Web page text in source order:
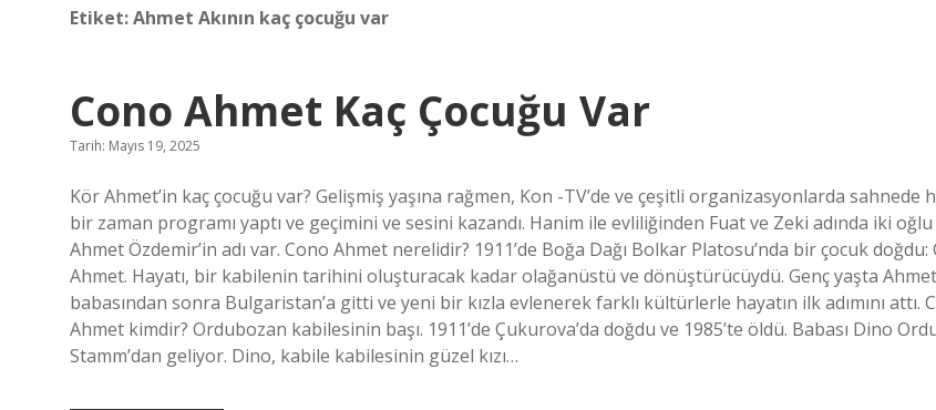
Etiket:Ahmet Akının kaç çocuğu var
Cono Ahmet Kaç Çocuğu Var
Tarih: Mayıs 19, 2025
Kör Ahmet’in kaç çocuğu var? Gelişmiş yaşına rağmen, Kon -TV’de ve çeşitli organizasyonlarda sahnede
bir zaman programı yaptı ve geçimini ve sesini kazandı. Hanim ile evliliğinden Fuat ve Zeki adında iki
Ahmet Özdemir’in adı var. Cono Ahmet nerelidir? 1911’de Boğa Dağı Bolkar Platosu’nda bir çocuk doğdu:
Ahmet. Hayatı, bir kabilenin tarihini oluşturacak kadar olağanüstü ve dönüştürücüydü. Genç yaşta
babasından sonra Bulgaristan’a gitti ve yeni bir kızla evlenerek farklı kültürlerle hayatın ilk adımını attı.
Ahmet kimdir? Ordubozan kabilesinin başı. 1911’de Çukurova’da doğdu ve 1985’te öldü. Babası Dino
Stamm’dan geliyor. Dino, kabile kabilesinin güzel kızı…